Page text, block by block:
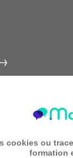
cookies ou
formation